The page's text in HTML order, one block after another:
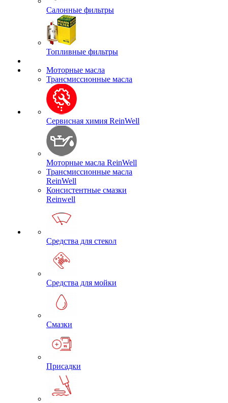
Салонные фильтры
Топливные фильтры
Моторные масла
Трансмиссионные масла
Сервисная химия ReinWell
Моторные масла ReinWell
Трансмиссионные масла
ReinWell
Консистентные смазки
Reinwell
Средства для стекол
Средства для мойки
Смазки
Присадки